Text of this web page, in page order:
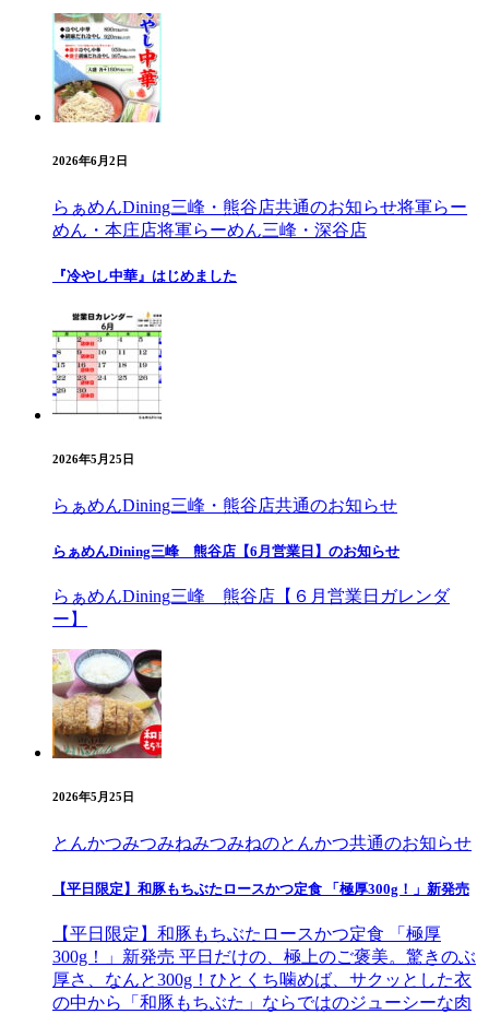
2026年6月2日
らぁめんDining三峰・熊谷店共通のお知らせ将軍らー
めん・本庄店将軍らーめん三峰・深谷店
『冷やし中華』はじめました
2026年5月25日
らぁめんDining三峰・熊谷店共通のお知らせ
らぁめんDining三峰 熊谷店【6月営業日】のお知らせ
らぁめんDining三峰 熊谷店【６月営業日ガレンダ
ー】
2026年5月25日
とんかつみつみねみつみねのとんかつ共通のお知らせ
【平日限定】和豚もちぶたロースかつ定食 「極厚300g！」新発売
【平日限定】和豚もちぶたロースかつ定食 「極厚
300g！」新発売 平日だけの、極上のご褒美。驚きのぶ
厚さ、なんと300g！ひとくち噛めば、サクッとした衣
の中から「和豚もちぶた」ならではのジューシーな肉